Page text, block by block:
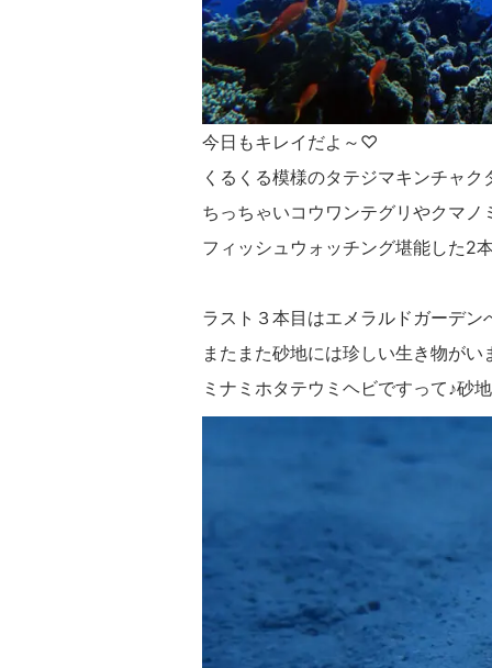
今日もキレイだよ～♡
くるくる模様のタテジマキンチャ
ちっちゃいコウワンテグリやクマ
フィッシュウォッチング堪能した2
ラスト３本目はエメラルドガーデン
またまた砂地には珍しい生き物が
ミナミホタテウミヘビですって♪砂